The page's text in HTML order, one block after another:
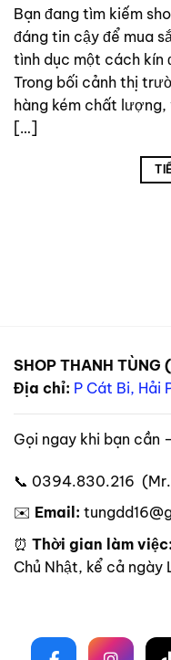
Bạn đang tìm kiếm
đáng tin cậy để mua
tình dục một cách kín
Trong bối cảnh thị
hàng kém chất lượng,
[…]
SHOP THANH TÙNG
Địa chỉ: P Cát Bi, Hải
Gọi ngay khi bạn cần
📞 0394.830.216
✉️ Email:
⏰ Thời gian làm việc:
Chủ Nhật, kể cả ngày